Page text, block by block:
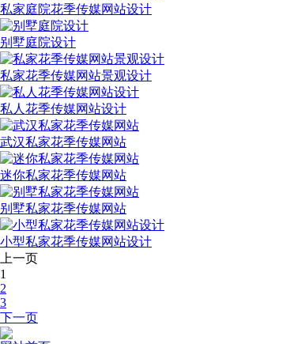
私家庭院花季传媒网站设计
别墅庭院设计
私家花季传媒网站景观设计
私人花季传媒网站设计
武汉私家花季传媒网站
迷你私家花季传媒网站
别墅私家花季传媒网站
小型私家花季传媒网站设计
上一页
1
2
3
下一页